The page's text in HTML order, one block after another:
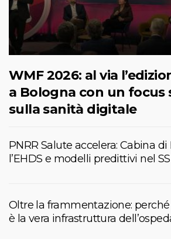
WMF 2026: al via
a Bologna con un focus
sulla sanità digitale
PNRR Salute accelera: Cabina
l’EHDS e modelli predittivi nel
Oltre la frammentazione:
è la vera infrastruttura